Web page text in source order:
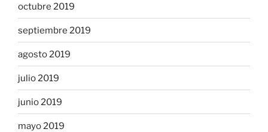
octubre 2019
septiembre 2019
agosto 2019
julio 2019
junio 2019
mayo 2019